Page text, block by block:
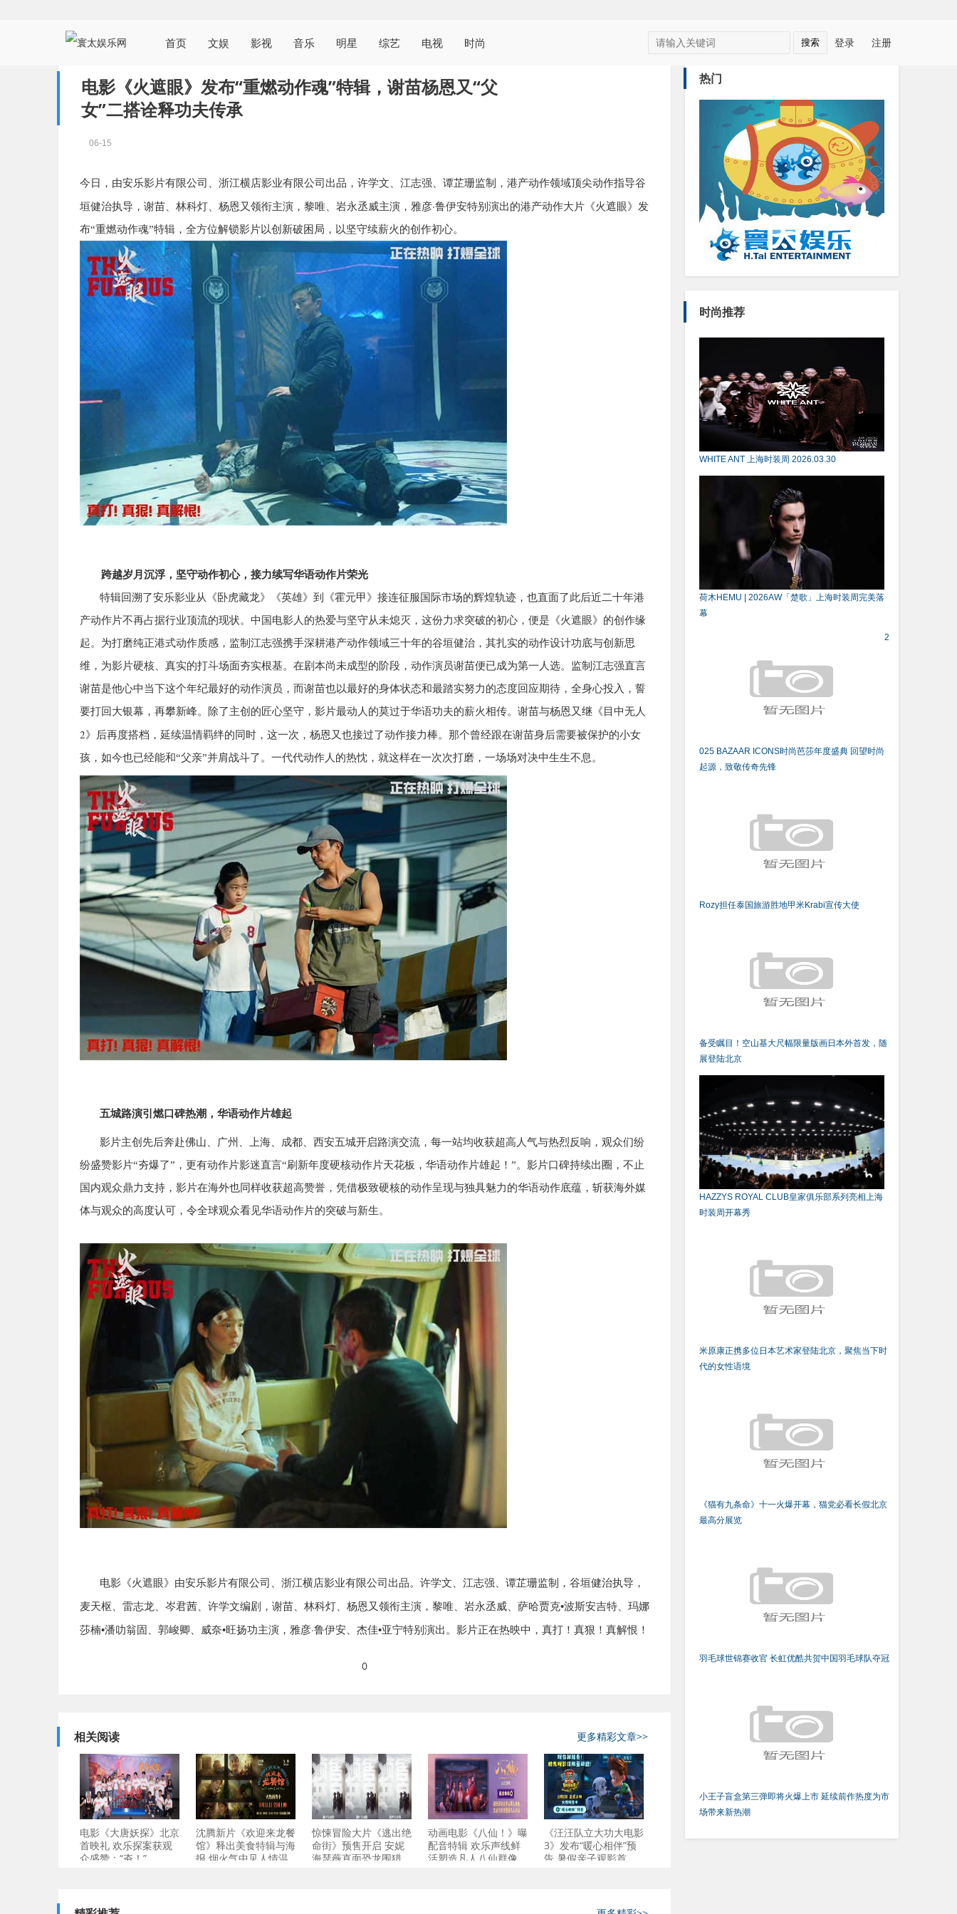
首页 文娱 影视 音乐 明星 综艺 电视 时尚 登录 注册
电影《火遮眼》发布“重燃动作魂”特辑，谢苗杨恩又“父
女”二搭诠释功夫传承
06-15
今日，由安乐影片有限公司、浙江横店影业有限公司出品，许学文、江志强、谭芷珊监制，港产动作领域顶尖动作指导谷
垣健治执导，谢苗、林科灯、杨恩又领衔主演，黎唯、岩永丞威主演，雅彦·鲁伊安特别演出的港产动作大片《火遮眼》发
布“重燃动作魂”特辑，全方位解锁影片以创新破困局，以坚守续薪火的创作初心。
跨越岁月沉浮，坚守动作初心，接力续写华语动作片荣光
特辑回溯了安乐影业从《卧虎藏龙》《英雄》到《霍元甲》接连征服国际市场的辉煌轨迹，也直面了此后近二十年港
产动作片不再占据行业顶流的现状。中国电影人的热爱与坚守从未熄灭，这份力求突破的初心，便是《火遮眼》的创作缘
起。为打磨纯正港式动作质感，监制江志强携手深耕港产动作领域三十年的谷垣健治，其扎实的动作设计功底与创新思
维，为影片硬核、真实的打斗场面夯实根基。在剧本尚未成型的阶段，动作演员谢苗便已成为第一人选。监制江志强直言
谢苗是他心中当下这个年纪最好的动作演员，而谢苗也以最好的身体状态和最踏实努力的态度回应期待，全身心投入，誓
要打回大银幕，再攀新峰。除了主创的匠心坚守，影片最动人的莫过于华语功夫的薪火相传。谢苗与杨恩又继《目中无人
2》后再度搭档，延续温情羁绊的同时，这一次，杨恩又也接过了动作接力棒。那个曾经跟在谢苗身后需要被保护的小女
孩，如今也已经能和“父亲”并肩战斗了。一代代动作人的热忱，就这样在一次次打磨，一场场对决中生生不息。
五城路演引燃口碑热潮，华语动作片雄起
影片主创先后奔赴佛山、广州、上海、成都、西安五城开启路演交流，每一站均收获超高人气与热烈反响，观众们纷
纷盛赞影片“夯爆了”，更有动作片影迷直言“刷新年度硬核动作片天花板，华语动作片雄起！”。影片口碑持续出圈，不止
国内观众鼎力支持，影片在海外也同样收获超高赞誉，凭借极致硬核的动作呈现与独具魅力的华语动作底蕴，斩获海外媒
体与观众的高度认可，令全球观众看见华语动作片的突破与新生。
电影《火遮眼》由安乐影片有限公司、浙江横店影业有限公司出品。许学文、江志强、谭芷珊监制，谷垣健治执导，
麦天枢、雷志龙、岑君茜、许学文编剧，谢苗、林科灯、杨恩又领衔主演，黎唯、岩永丞威、萨哈贾克•波斯安吉特、玛娜
莎楠•潘叻翁固、郭峻卿、威奈•旺扬功主演，雅彦·鲁伊安、杰佳•亚宁特别演出。影片正在热映中，真打！真狠！真解恨！
0
相关阅读 更多精彩文章>>
电影《大唐妖探》北京
首映礼 欢乐探案获观
众盛赞：“夯！”
沈腾新片《欢迎来龙餐
馆》释出美食特辑与海
报 烟火气中见人情温
惊悚冒险大片《逃出绝
命街》预售开启 安妮
海瑟薇直面恐龙围猎
动画电影《八仙！》曝
配音特辑 欢乐声线鲜
活塑造凡人八仙群像
《汪汪队立大功大电影
3》发布“暖心相伴”预
告 暑假亲子观影首
热门
时尚推荐
WHITE ANT 上海时装周 2026.03.30
荷木HEMU | 2026AW「楚歌」上海时装周完美落
幕
2
025 BAZAAR ICONS时尚芭莎年度盛典 回望时尚
起源，致敬传奇先锋
Rozy担任泰国旅游胜地甲米Krabi宣传大使
备受瞩目！空山基大尺幅限量版画日本外首发，随
展登陆北京
HAZZYS ROYAL CLUB皇家俱乐部系列亮相上海
时装周开幕秀
米原康正携多位日本艺术家登陆北京，聚焦当下时
代的女性语境
《猫有九条命》十一火爆开幕，猫党必看长假北京
最高分展览
羽毛球世锦赛收官 长虹优酷共贺中国羽毛球队夺冠
小王子盲盒第三弹即将火爆上市 延续前作热度为市
场带来新热潮